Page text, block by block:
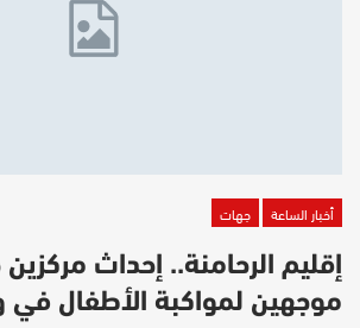
أخبار الساعة جهات
إقليم الرحامنة.. إحداث
موجهين لمواكبة الأطفال في